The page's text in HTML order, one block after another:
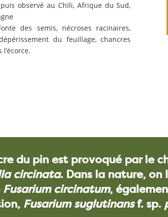
observé au Chili, Afrique du Sud,
des semis, nécroses racinaires,
du feuillage, chancres
du pinest provoqué par le
circinata. Dans la nature, on
Fusarium circinatum,
Fusarium suglutinansf. sp.